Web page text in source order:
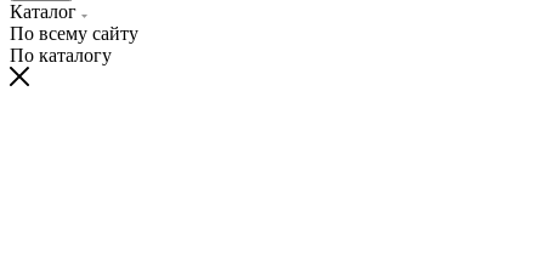
Каталог
По всему сайту
По каталогу